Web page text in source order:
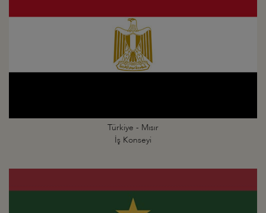
Türkiye - Mısır
İş Konseyi